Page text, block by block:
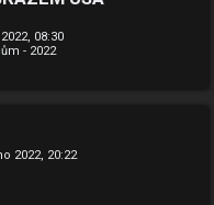
08:30
- 2022
2022, 20:22